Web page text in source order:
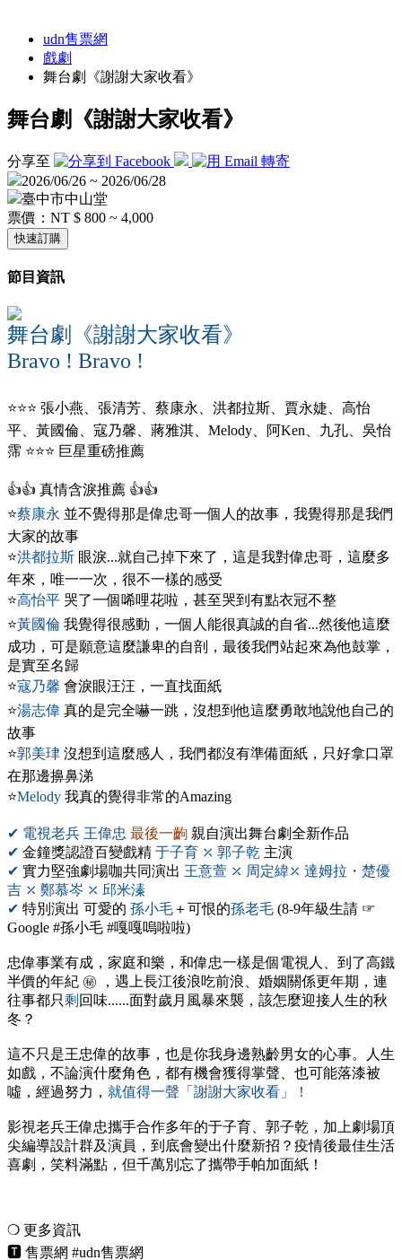
udn售票網
戲劇
舞台劇《謝謝大家收看》
舞台劇《謝謝大家收看》
分享至
2026/06/26 ~ 2026/06/28
臺中市中山堂
票價： NT $ 800 ~ 4,000
快速訂購
節目資訊
舞台劇《謝謝大家收看》
Bravo ! Bravo !
⭐⭐⭐ 張小燕、張清芳、蔡康永、洪都拉斯、賈永婕、高怡
平、黃國倫、寇乃馨、蔣雅淇、Melody、阿Ken、九孔、吳怡
霈 ⭐⭐⭐ 巨星重磅推薦
👍👍 真情含淚推薦 👍👍
⭐蔡康永 並不覺得那是偉忠哥一個人的故事，我覺得那是我們
大家的故事
⭐洪都拉斯 眼淚...就自己掉下來了，這是我對偉忠哥，這麼多
年來，唯一一次，很不一樣的感受
⭐高怡平 哭了一個唏哩花啦，甚至哭到有點衣冠不整
⭐黃國倫 我覺得很感動，一個人能很真誠的自省...然後他這麼
成功，可是願意這麼謙卑的自剖，最後我們站起來為他鼓掌，
是實至名歸
⭐寇乃馨 會淚眼汪汪，一直找面紙
⭐湯志偉 真的是完全嚇一跳，沒想到他這麼勇敢地說他自己的
故事
⭐郭美珒 沒想到這麼感人，我們都沒有準備面紙，只好拿口罩
在那邊擤鼻涕
⭐Melody 我真的覺得非常的Amazing
✔ 電視老兵 王偉忠 最後一齣 親自演出舞台劇全新作品
✔ 金鐘獎認證百變戲精 于子育 ⤫ 郭子乾 主演
✔ 實力堅強劇場咖共同演出 王意萱 ⤫ 周定緯⤫ 達姆拉・楚優
吉 ⤫ 鄭慕岑 ⤫ 邱米溱
✔ 特別演出 可愛的 孫小毛＋可恨的孫老毛 (8-9年級生請 ☞
Google #孫小毛 #嘎嘎嗚啦啦)
忠偉事業有成，家庭和樂，和偉忠一樣是個電視人、到了高鐵
半價的年紀 ㊙ ，遇上長江後浪吃前浪、婚姻關係更年期，連
往事都只剩 回味......面對歲月風暴來襲，該怎麼迎接人生的秋
冬？
這不只是王忠偉的故事，也是你我身邊熟齡男女的心事。人生
如戲，不論演什麼角色，都有機會獲得掌聲、也可能落漆被
噓，經過努力， 就值得一聲「謝謝大家收看」！
影視老兵王偉忠攜手合作多年的于子育、郭子乾，加上劇場頂
尖編導設計群及演員，到底會變出什麼新招？疫情後最佳生活
喜劇，笑料滿點，但千萬別忘了攜帶手帕加面紙！
❍ 更多資訊
🆃 售票網 #udn售票網